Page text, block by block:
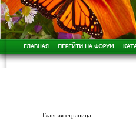
Главная страница